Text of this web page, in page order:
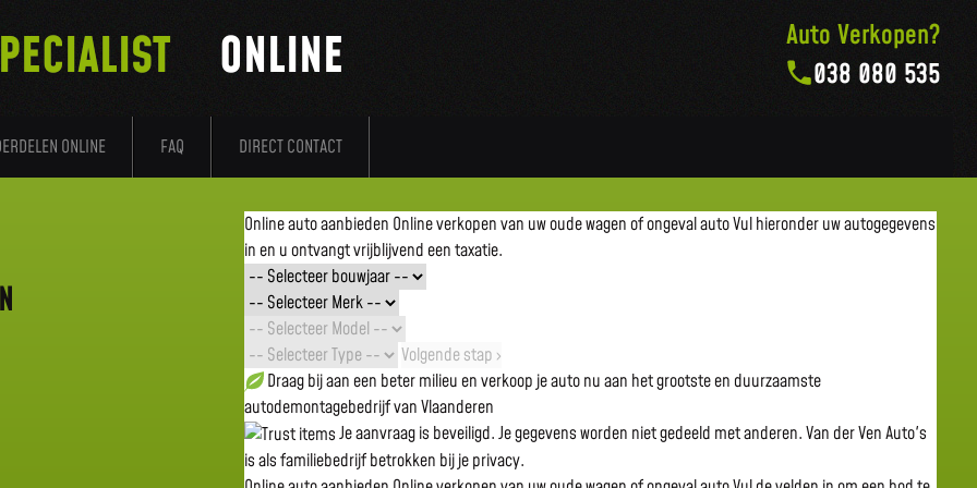
ONLINE FAQ DIRECT CONTACT
ONLINE
Auto Verkopen?
038 080 535
Online auto aanbieden Online verkopen van uw oude wagen of ongeval autoVul hieronder uw autogegevens
in en u ontvangt vrijblijvend een taxatie.
Volgende stap ›
Draag bij aan een beter milieu en verkoop je auto nu aan het grootste en duurzaamste
autodemontagebedrijf van Vlaanderen
Je aanvraag is beveiligd. Je gegevens worden niet gedeeld met anderen. Van der Ven Auto's
is als familiebedrijf betrokken bij je privacy.